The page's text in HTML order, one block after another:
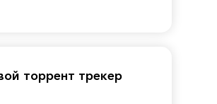
торрент трекер